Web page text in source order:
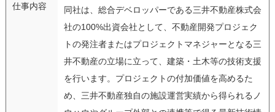
仕事内容
同社は、総合デベロッパーである三井不動産株式会
社の100%出資会社として、不動産開発プロジェク
トの発注者またはプロジェクトマネジャーとなる三
井不動産の立場に立って、建築・土木等の技術支援
を行います。プロジェクトの付加価値を高めるた
め、三井不動産独自の施設運営実績から得られるノ